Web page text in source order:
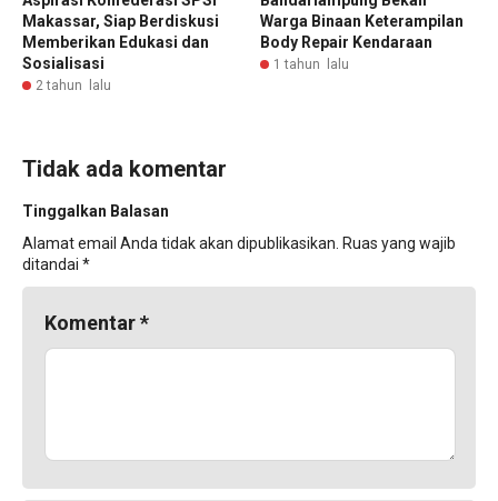
Makassar, Siap Berdiskusi
Memberikan Edukasi dan
Sosialisasi
2 tahun lalu
Warga Binaan Keterampilan
Body Repair Kendaraan
1 tahun lalu
Tidak ada komentar
Tinggalkan Balasan
Alamat email Anda tidak akan dipublikasikan. Ruas yang wajib
ditandai *
Komentar*